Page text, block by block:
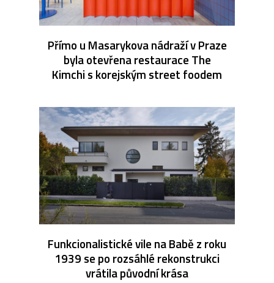
Přímo u Masarykova nádraží v Praze
byla otevřena restaurace The
Kimchi s korejským street foodem
Funkcionalistické vile na Babě z roku
1939 se po rozsáhlé rekonstrukci
vrátila původní krása